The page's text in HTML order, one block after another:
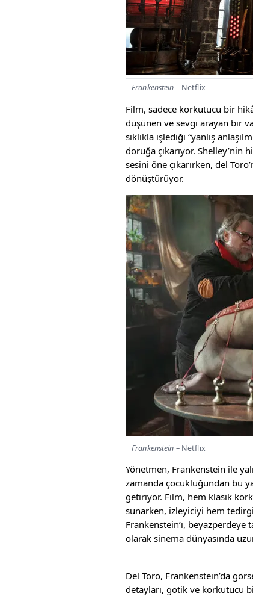
Frankenstein – Netflix
Film, sadece korkutucu bir
düşünen ve sevgi arayan bir
sıklıkla işlediği “yanlış
doruğa çıkarıyor. Shelley’nin
sesini öne çıkarırken, del
dönüştürüyor.
Frankenstein – Netflix
Yönetmen, Frankenstein ile
zamanda çocukluğundan bu
getiriyor. Film, hem klasik
sunarken, izleyiciyi hem
Frankenstein’ı, beyazperdeye
olarak sinema dünyasında
Del Toro, Frankenstein’da
detayları, gotik ve korkutucu